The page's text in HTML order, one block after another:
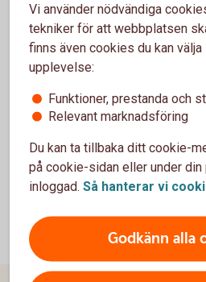
I enlighet med det ovanstående
erhållas av personer som har
bosatt i Sverige och accepterar
accepterar villkoren klicka på
Vi använder nödvändiga
tekniker för att webbplatsen
finns även cookies du kan
upplevelse:
Funktioner, prestanda och
Relevant marknadsföring
Du kan ta tillbaka ditt cookie-
på cookie-sidan eller under din
inloggad. Så hanterar vi
Godkänn alla